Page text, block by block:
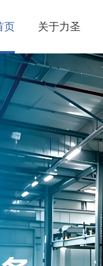
页 关于力圣